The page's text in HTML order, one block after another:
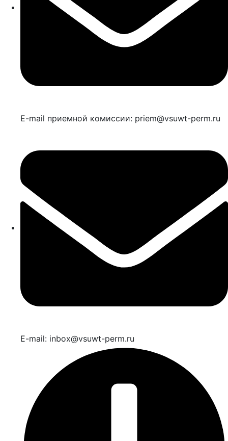
E-mail приемной комиссии: priem@vsuwt-perm.ru
E-mail: inbox@vsuwt-perm.ru